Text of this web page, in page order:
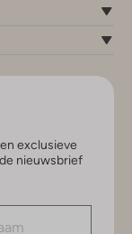
exclusieve
nieuwsbrief